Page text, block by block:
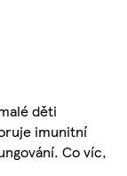
děti
imunitní
Co víc,